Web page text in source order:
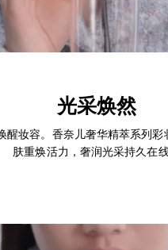
光采焕然
醒妆容。香奈儿奢华精萃系列彩
肤重焕活力，奢润光采持久在线